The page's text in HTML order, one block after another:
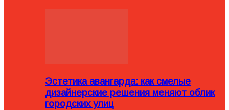
Эстетика авангарда: как смелые
дизайнерские решения меняют облик
городских улиц